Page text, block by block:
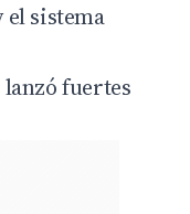
sistema
lanzó fuertes